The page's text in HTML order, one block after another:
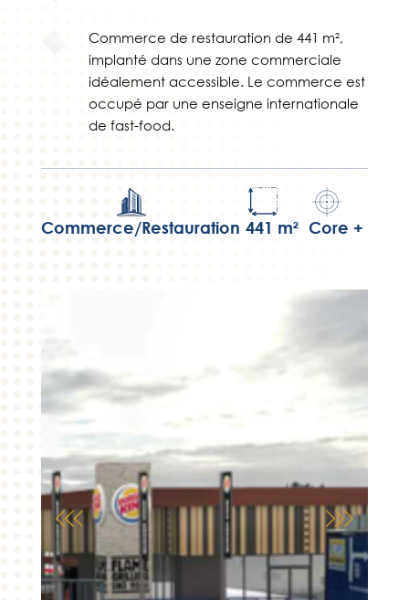
Commerce de restauration de 441 m²,
implanté dans une zone commerciale
idéalement accessible. Le commerce est
occupé par une enseigne internationale
de fast-food.
Commerce/Restauration 441 m² Core +